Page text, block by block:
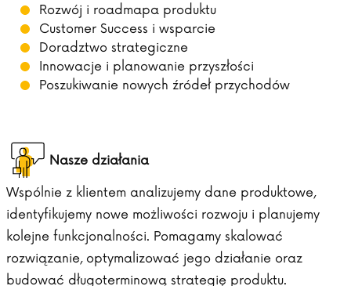
Rozwój i roadmapa produktu
Customer Success i wsparcie
Doradztwo strategiczne
Innowacje i planowanie przyszłości
Poszukiwanie nowych źródeł przychodów
Nasze działania
Wspólnie z klientem analizujemy dane produktowe,
identyfikujemy nowe możliwości rozwoju i planujemy
kolejne funkcjonalności. Pomagamy skalować
rozwiązanie, optymalizować jego działanie oraz
budować długoterminową strategię produktu.